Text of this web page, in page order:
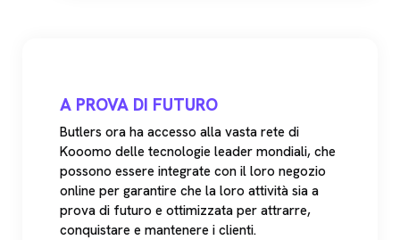
A PROVA DI FUTURO
Butlers ora ha accesso alla vasta rete di
Kooomo delle tecnologie leader mondiali, che
possono essere integrate con il loro negozio
online per garantire che la loro attività sia a
prova di futuro e ottimizzata per attrarre,
conquistare e mantenere i clienti.